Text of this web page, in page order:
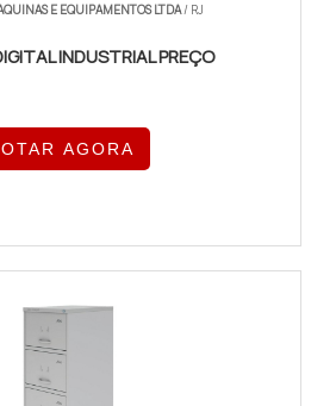
E EQUIPAMENTOS LTDA/ RJ
INDUSTRIAL PREÇO
AGORA